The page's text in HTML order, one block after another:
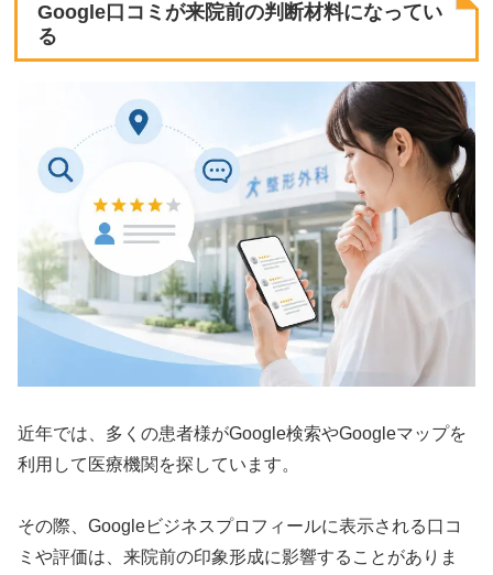
Google口コミが来院前の判断材料になってい
る
近年では、多くの患者様がGoogle検索やGoogleマップを
利用して医療機関を探しています。
その際、Googleビジネスプロフィールに表示される口コ
ミや評価は、来院前の印象形成に影響することがありま